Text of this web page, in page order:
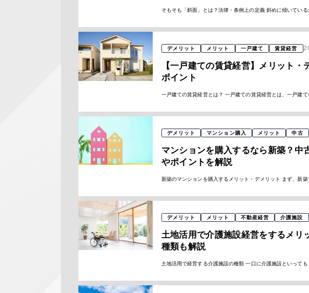
そもそも「斜面」とは？法律・条例上の定義 斜めに傾いてい
デメリット メリット 一戸建て 賃貸経営
【一戸建ての賃貸経営】メリット
ポイント
一戸建ての賃貸経営とは？ 一戸建ての賃貸経営とは、一戸建
デメリット マンション購入 メリット 中古
マンションを購入するなら新築？中
やポイントを解説
新築のマンションを購入するメリット・デメリット まず、新
デメリット メリット 不動産経営 介護施設
土地活用で介護施設経営をするメリ
種類も解説
土地活用で経営する介護施設の種類 一口に介護施設といって